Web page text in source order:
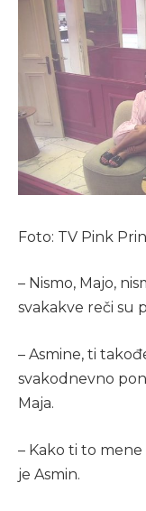
Foto: TV Pink
– Nismo, Majo,
svakakve reči su
– Asmine, ti
svakodnevno
Maja.
– Kako ti to mene
je Asmin.